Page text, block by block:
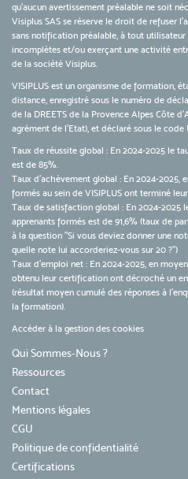
qu’aucun avertissement préalable ne soit
Visiplus SAS se réserve le droit de refuser
sans notification préalable, à tout
incomplètes et/ou exerçant une activité
de la société Visiplus.
VISIPLUS est un organisme de formation,
distance, enregistré sous le numéro de
de la DREETS de la Provence Alpes Côte
agrément de l’Etat), et déclaré sous le code
Taux de réussite global : En 2024-2025 le
est de 85%.
Taux d’achèvement global : En 2024-2025,
formés au sein de VISIPLUS ont terminé
Taux de satisfaction global : En 2024-2025
apprenants formés est de 91,6% (taux de
à la question "Si vous deviez donner une
quelle note lui accorderiez-vous sur 20 ?")
Taux d’emploi net : En 2024-2025, en
obtenu leur certification ont décroché un
(résultat moyen cumulé des réponses à
la formation).
Accéder à la gestion des cookies
Qui Sommes-Nous ?
Ressources
Contact
Mentions légales
CGU
Politique de confidentialité
Certifications